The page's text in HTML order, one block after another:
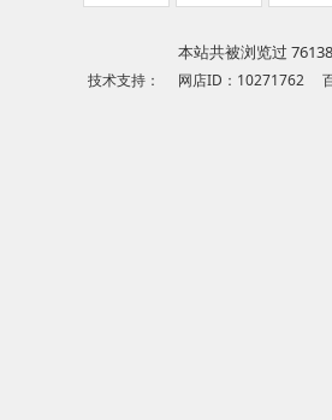
本站共被浏览过
技术支持： 网店ID：10271762 百